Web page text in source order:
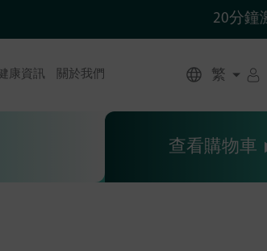
20分鐘激
康資訊 關於我們 繁
查看購物車